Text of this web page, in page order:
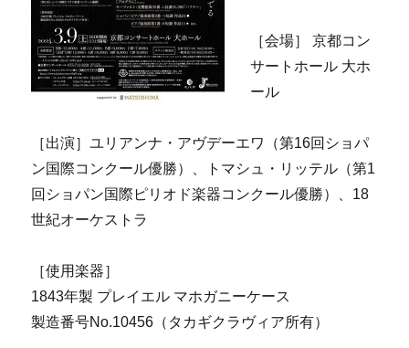
［会場］ 京都コン
サートホール 大ホ
ール
［出演］ユリアンナ・アヴデーエワ（第16回ショパ
ン国際コンクール優勝）、トマシュ・リッテル（第1
回ショパン国際ピリオド楽器コンクール優勝）、18
世紀オーケストラ
［使用楽器］
1843年製 プレイエル マホガニーケース
製造番号No.10456（タカギクラヴィア所有）